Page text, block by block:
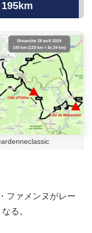
ファメンヌがレー
る。